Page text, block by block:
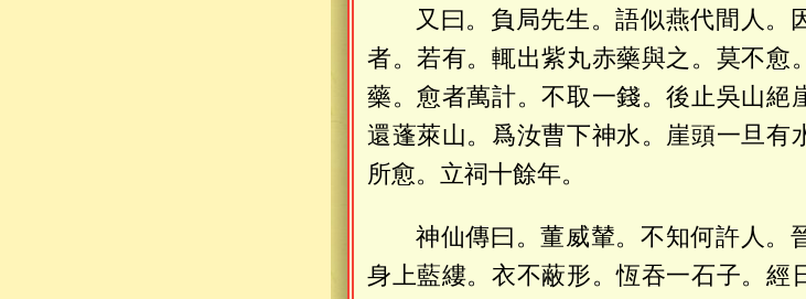
又曰。負局先生。語似燕代間人。
者。若有。輒出紫丸赤藥與之。莫不愈
藥。愈者萬計。不取一錢。後止吳山絕
還蓬萊山。爲汝曹下神水。崖頭一旦有
所愈。立祠十餘年。
神仙傳曰。董威輦。不知何許人。
身上藍縷。衣不蔽形。恆吞一石子。經